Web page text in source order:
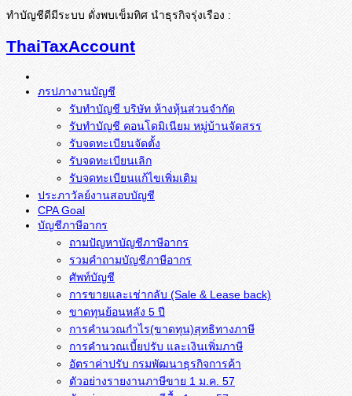
ทำบัญชีดีมีระบบ ดั่งพบเข็มทิศ นำธุรกิจรุ่งเรือง :
ThaiTaxAccount
ภรปภางานบัญชี
รับทำบัญชี บริษัท ห้างหุ้นส่วนจำกัด
รับทำบัญชี คอนโดมิเนียม หมู่บ้านจัดสรร
รับจดทะเบียนจัดตั้ง
รับจดทะเบียนเลิก
รับจดทะเบียนแก้ไขเพิ่มเติม
ประภาวัลย์งานสอบบัญชี
CPA Goal
บัญชีภาษีอากร
ถามปัญหาบัญชีภาษีอากร
รวมคำถามบัญชีภาษีอากร
ศัพท์บัญชี
การขายและเช่ากลับ (Sale & Lease back)
ขาดทุนย้อนหลัง 5 ปี
การคำนวณกำไร(ขาดทุน)สุทธิทางภาษี
การคำนวณเบี้ยปรับ และเงินเพิ่มภาษี
อัตราค่าปรับ กรมพัฒนาธุรกิจการค้า
ตัวอย่างรายงานภาษีขาย 1 ม.ค. 57